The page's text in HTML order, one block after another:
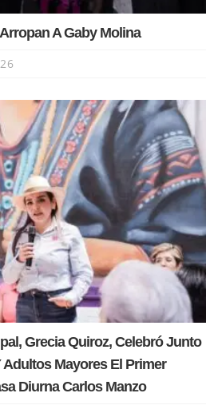
A Gaby Molina
Grecia Quiroz, Celebró Junto
Mayores El Primer
Diurna Carlos Manzo